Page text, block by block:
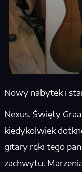
Nowy nabytek i
Nexus. Święty
kiedykolwiek
gitary ręki tego
zachwytu.